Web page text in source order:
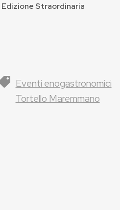
Straordinaria
Eventi enogastronomici
Tortello Maremmano